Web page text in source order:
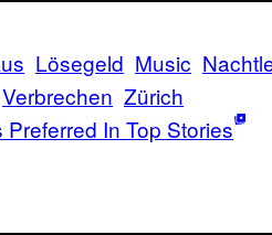
Lösegeld Music
Verbrechen Zürich
Preferred In Top Stories